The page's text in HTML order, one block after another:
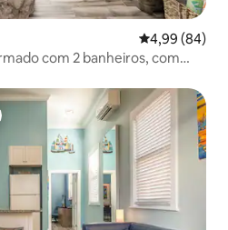
4,99 de uma
4,99 (84)
com 2 banheiros, com